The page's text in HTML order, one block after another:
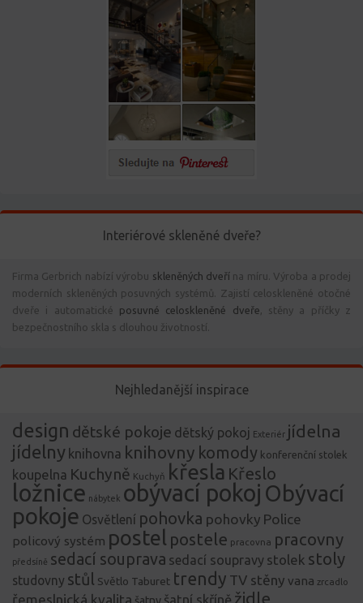
Interiérové skleněné dveře?
Firma Gerbrich nabízí výrobu skleněných dveří na míru. Výroba a prodej
moderních skleněných posuvných systémů. Zajistí celoskleněné otočné
dveře i automatické posuvné celoskleněné dveře, stěny a příčky z
bezpečnostního skla s dlouhou životností.
Nejhledanější inspirace
design dětské pokoje dětský pokoj Exteriér jídelna
jídelny knihovna knihovny komody konferenční stolek
koupelna Kuchyně Kuchyň křesla Křeslo
ložnice nábytek obývací pokoj Obývací
pokoje Osvětlení pohovka pohovky Police
policový systém postel postele pracovna pracovny
předsíně sedací souprava sedací soupravy stolek stoly
studovny stůl Světlo Taburet trendy TV stěny vana zrcadlo
řemeslnická kvalita šatní skříně židle